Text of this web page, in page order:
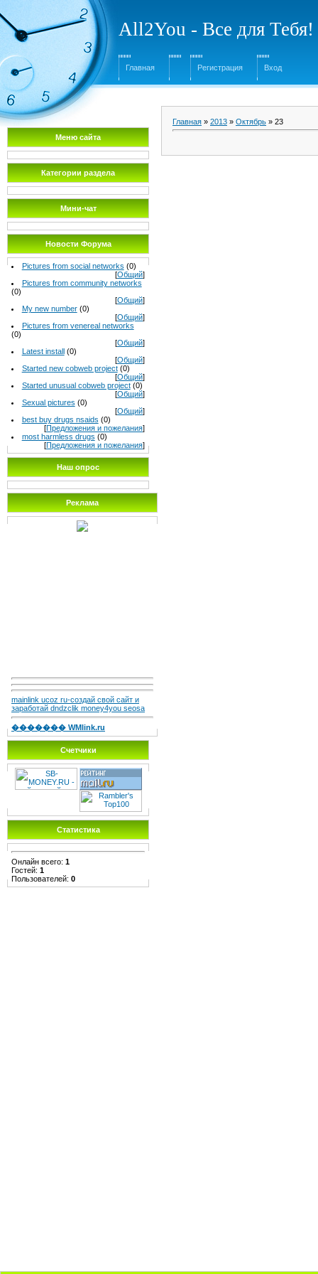
All2You - Все для Тебя!
Главная Регистрация Вход
Меню сайта
Категории раздела
Мини-чат
Новости Форума
Pictures from social networks (0)
[Общий]
Pictures from community networks
(0)
[Общий]
My new number (0)
[Общий]
Pictures from venereal networks
(0)
[Общий]
Latest install (0)
[Общий]
Started new cobweb project (0)
[Общий]
Started unusual cobweb project (0)
[Общий]
Sexual pictures (0)
[Общий]
best buy drugs nsaids (0)
[Предложения и пожелания]
most harmless drugs (0)
[Предложения и пожелания]
Наш опрос
Реклама
mainlink ucoz ru-создай свой сайт и
заработай dndzclik money4you seosa
������� WMlink.ru
Счетчики
Статистика
Онлайн всего: 1
Гостей: 1
Пользователей: 0
Главная » 2013 » Октябрь » 23